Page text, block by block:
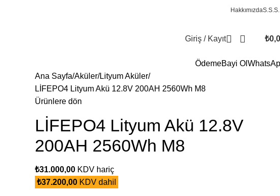
HakkımızdaS.S.S.
Giriş / Kayıt ₺
ÖdemeBayi Ol
Ana Sayfa Aküler Lityum Aküler
LİFEPO4 Lityum Akü 12.8V 200AH 2560Wh M8
Ürünlere dön
LİFEPO4 Lityum Akü 12.8V
200AH 2560Wh M8
₺31.000,00KDV hariç
₺37.200,00KDV dahil